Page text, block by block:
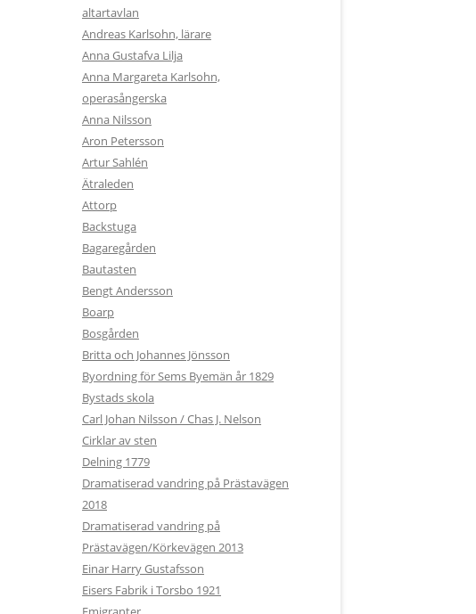
altartavlan
Andreas Karlsohn, lärare
Anna Gustafva Lilja
Anna Margareta Karlsohn,
operasångerska
Anna Nilsson
Aron Petersson
Artur Sahlén
Ätraleden
Attorp
Backstuga
Bagaregården
Bautasten
Bengt Andersson
Boarp
Bosgården
Britta och Johannes Jönsson
Byordning för Sems Byemän år 1829
Bystads skola
Carl Johan Nilsson / Chas J. Nelson
Cirklar av sten
Delning 1779
Dramatiserad vandring på Prästavägen
2018
Dramatiserad vandring på
Prästavägen/Körkevägen 2013
Einar Harry Gustafsson
Eisers Fabrik i Torsbo 1921